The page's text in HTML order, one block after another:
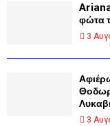
φώτα
3
3